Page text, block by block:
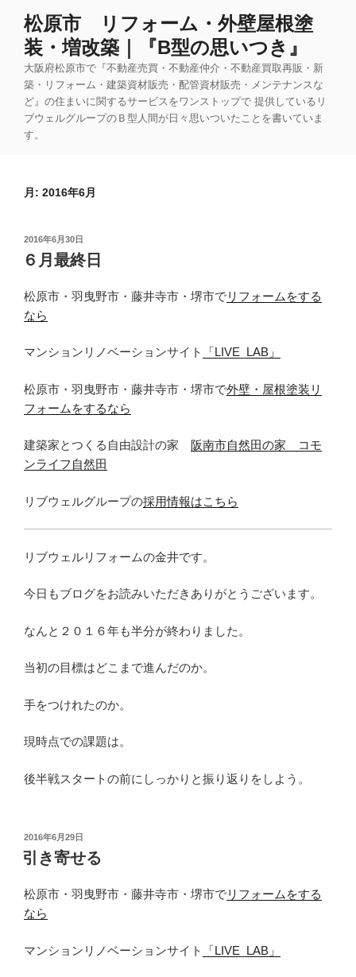
松原市 リフォーム・外壁屋根塗
装・増改築｜『B型の思いつき』
大阪府松原市で『不動産売買・不動産仲介・不動産買取再販・新
築・リフォーム・建築資材販売・配管資材販売・メンテナンスな
ど』の住まいに関するサービスをワンストップで 提供しているリ
ブウェルグループのＢ型人間が日々思いついたことを書いていま
す。
月: 2016年6月
投
稿
日:
2016年6月30日
６月最終日
松原市・羽曳野市・藤井寺市・堺市でリフォームをする
なら
マンションリノベーションサイト 「LIVE_LAB」
松原市・羽曳野市・藤井寺市・堺市で外壁・屋根塗装リ
フォームをするなら
建築家とつくる自由設計の家 阪南市自然田の家 コモ
ンライフ自然田
リブウェルグループの採用情報はこちら
リブウェルリフォームの金井です。
今日もブログをお読みいただきありがとうございます。
なんと２０１６年も半分が終わりました。
当初の目標はどこまで進んだのか。
手をつけれたのか。
現時点での課題は。
後半戦スタートの前にしっかりと振り返りをしよう。
投
稿
日:
2016年6月29日
引き寄せる
松原市・羽曳野市・藤井寺市・堺市でリフォームをする
なら
マンションリノベーションサイト 「LIVE_LAB」